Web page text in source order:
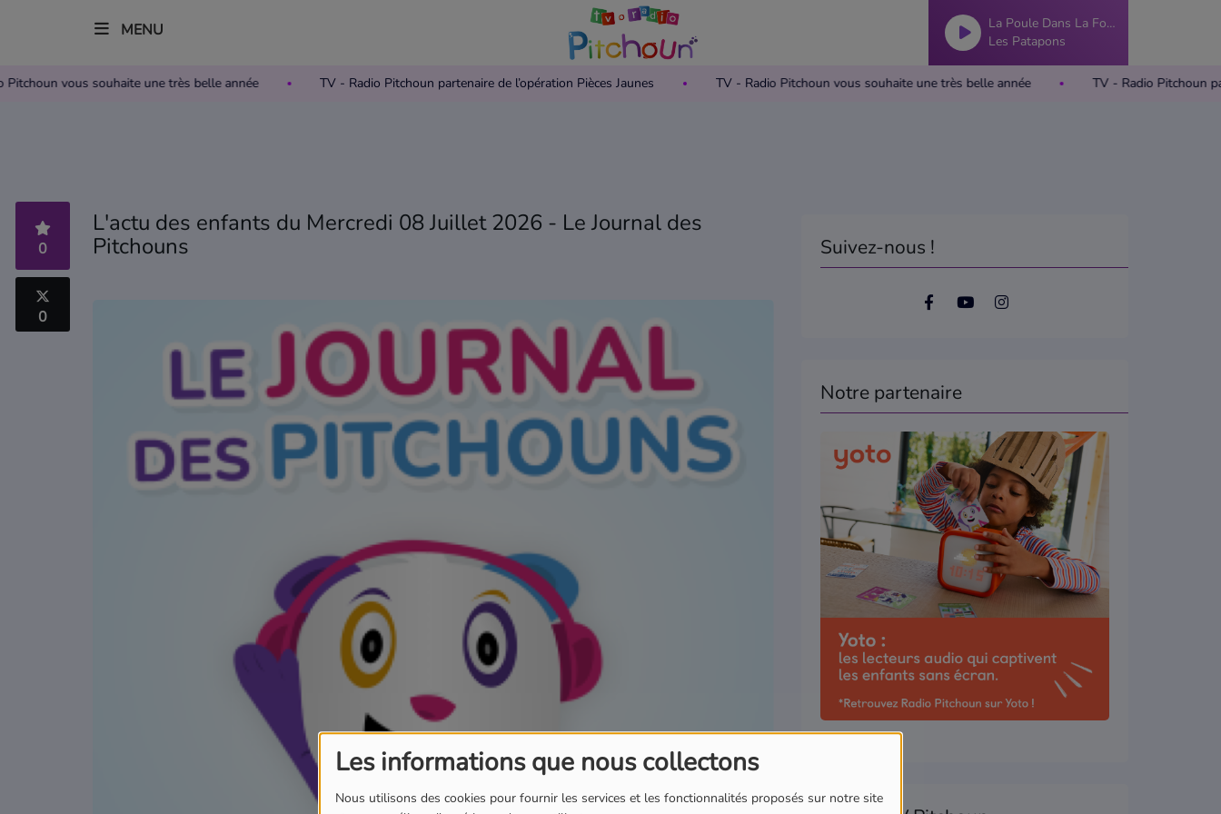
Les informations que nous collectons
Nous utilisons des cookies pour fournir les services et les fonctionnalités proposés sur notre site
MENU
La Poule Dans La Foule (2017)
Les Patapons
Pitchoun vous souhaite une très belle année TV - Radio Pitchoun partenaire de l’opération Pièces Jaunes TV - Radio Pitchoun vous souhaite une très belle année TV - Radio
Grille des programmes TV
Replay TV Pitchoun
Où regarder TV Pitchoun ?
Grille des programmes Radio
Où écouter Radio Pitchoun ?
L'actu des enfants du Mercredi 08 Juillet 2026 - Le Journal des
Pitchouns
0
0
Suivez-nous !
Notre partenaire